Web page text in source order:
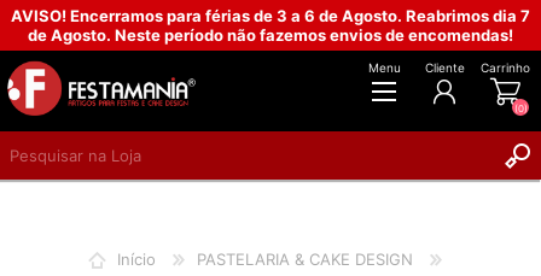
AVISO! Encerramos para férias de 3 a 6 de Agosto. Reabrimos dia 7
de Agosto. Neste período não fazemos envios de encomendas!
Menu Cliente Carrinho
(0)
Início
PASTELARIA & CAKE DESIGN